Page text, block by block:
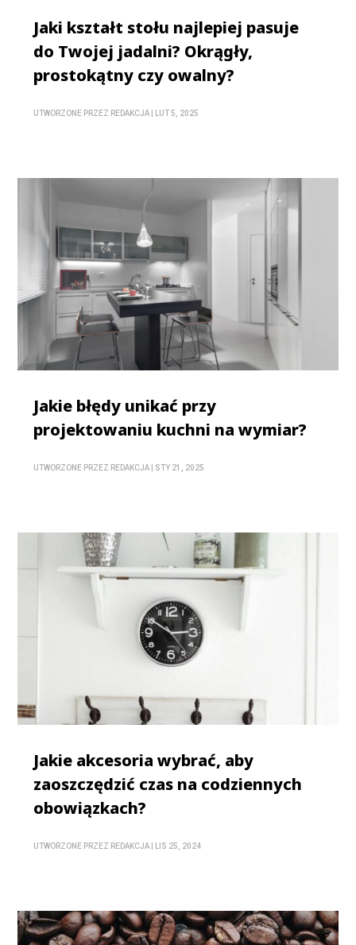
Jaki kształt stołu najlepiej pasuje
do Twojej jadalni? Okrągły,
prostokątny czy owalny?
UTWORZONE PRZEZ REDAKCJA LUT 5, 2025
Jakie błędy unikać przy
projektowaniu kuchni na wymiar?
UTWORZONE PRZEZ REDAKCJA STY 21, 2025
Jakie akcesoria wybrać, aby
zaoszczędzić czas na codziennych
obowiązkach?
UTWORZONE PRZEZ REDAKCJA LIS 25, 2024